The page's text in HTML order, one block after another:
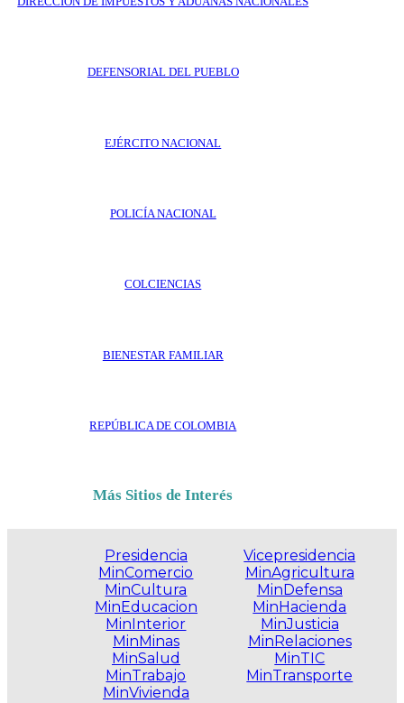
DEFENSORIAL DEL PUEBLO
EJÉRCITO NACIONAL
POLICÍA NACIONAL
COLCIENCIAS
BIENESTAR FAMILIAR
REPÚBLICA DE COLOMBIA
Más Sitios de Interés
Presidencia
MinComercio
MinCultura
MinEducacion
MinInterior
MinMinas
MinSalud
MinTrabajo
MinVivienda
Vicepresidencia
MinAgricultura
MinDefensa
MinHacienda
MinJusticia
MinRelaciones
MinTIC
MinTransporte